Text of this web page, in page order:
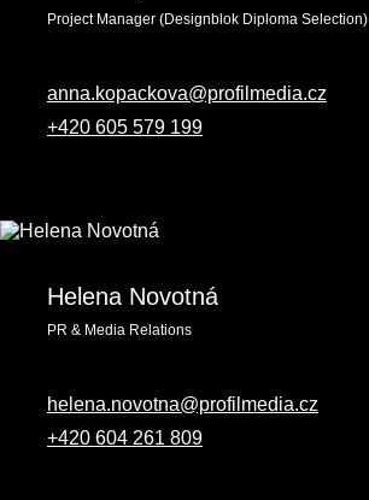
Project Manager (Designblok Diploma Selection)
anna.kopackova@profilmedia.cz
+420 605 579 199
Helena Novotná
PR & Media Relations
helena.novotna@profilmedia.cz
+420 604 261 809‬